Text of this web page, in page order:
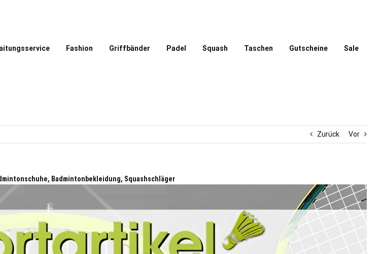
Fashion Griffbänder Padel Squash Taschen Gutscheine Sale
Zurück Vor
Badmintonbekleidung, Squashschläger